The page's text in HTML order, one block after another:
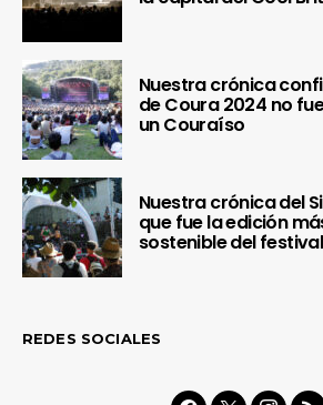
Nuestra crónica
de Coura 2024 no
un Couraíso
Nuestra crónica del
que fue la edición
sostenible del festival
REDES SOCIALES